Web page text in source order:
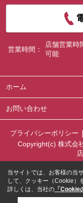
営業時間：
店舗営業時
可能
ホーム
お問い合わせ
プライバシーポリシー
Copyright(c) 株式会
当サイトでは、お客様の当
して、クッキー（Cookie）
詳しくは、当社の 「Cookie